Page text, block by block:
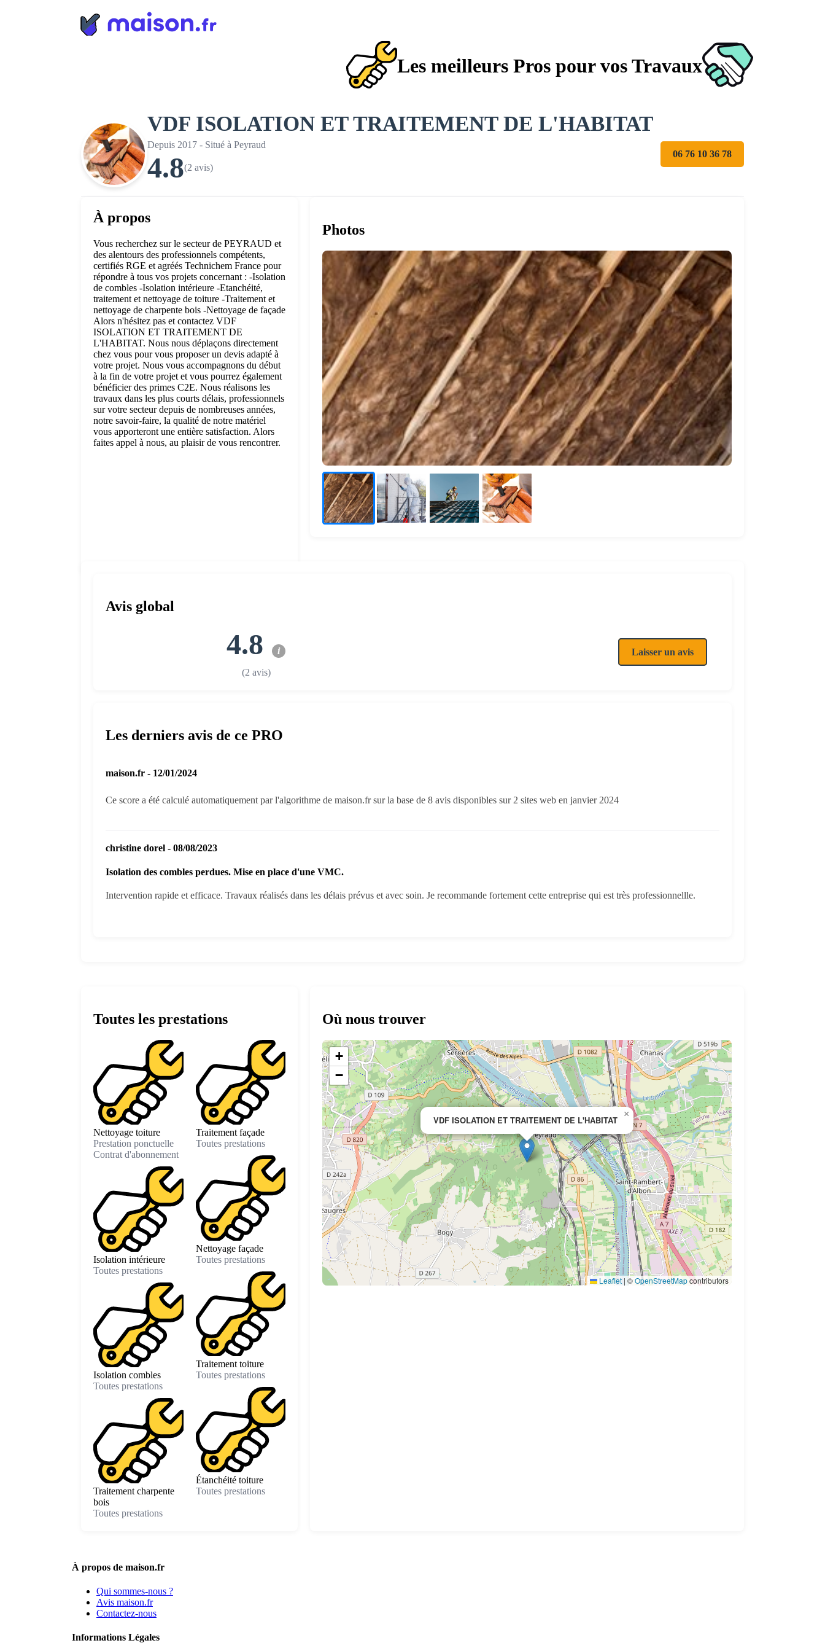
Les meilleurs Pros pour vos Travaux
VDF ISOLATION ET TRAITEMENT DE L'HABITAT
Depuis 2017 - Situé à Peyraud
4.8(2 avis)
06 76 10 36 78
À propos
Vous recherchez sur le secteur de PEYRAUD et
des alentours des professionnels compétents,
certifiés RGE et agréés Technichem France pour
répondre à tous vos projets concernant : -Isolation
de combles -Isolation intérieure -Etanchéité,
traitement et nettoyage de toiture -Traitement et
nettoyage de charpente bois -Nettoyage de façade
Alors n'hésitez pas et contactez VDF
ISOLATION ET TRAITEMENT DE
L'HABITAT. Nous nous déplaçons directement
chez vous pour vous proposer un devis adapté à
votre projet. Nous vous accompagnons du début
à la fin de votre projet et vous pourrez également
bénéficier des primes C2E. Nous réalisons les
travaux dans les plus courts délais, professionnels
sur votre secteur depuis de nombreuses années,
notre savoir-faire, la qualité de notre matériel
vous apporteront une entière satisfaction. Alors
faites appel à nous, au plaisir de vous rencontrer.
Toutes les prestations
Nettoyage toiture
Prestation ponctuelle
Contrat d'abonnement
Isolation intérieure
Toutes prestations
Isolation combles
Toutes prestations
Traitement charpente
bois
Toutes prestations
Traitement façade
Toutes prestations
Nettoyage façade
Toutes prestations
Traitement toiture
Toutes prestations
Étanchéité toiture
Toutes prestations
Avis global
4.8 i
(2 avis)
Laisser un avis
Les derniers avis de ce PRO
maison.fr - 12/01/2024
Ce score a été calculé automatiquement par l'algorithme de maison.fr sur la base de 8 avis disponibles sur 2 sites web en janvier 2024
christine dorel - 08/08/2023
Isolation des combles perdues. Mise en place d'une VMC.
Intervention rapide et efficace. Travaux réalisés dans les délais prévus et avec soin. Je recommande fortement cette entreprise qui est très professionnellle.
Photos
Où nous trouver
VDF ISOLATION ET TRAITEMENT DE L'HABITAT
×
+
−
Leaflet | ©OpenStreetMapcontributors
À propos de maison.fr
Qui sommes-nous ?
Avis maison.fr
Contactez-nous
Informations Légales